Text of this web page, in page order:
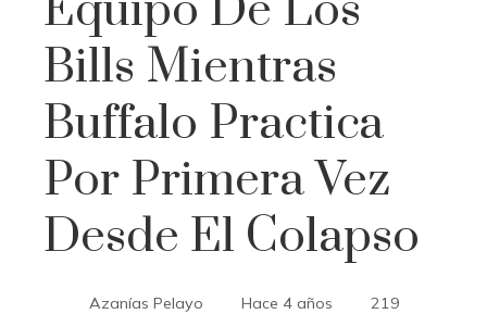
Bills Mientras
Buffalo Practica
Por Primera Vez
Desde El Colapso
Azanías Pelayo Hace 4 años 219